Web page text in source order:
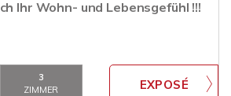
Ihr Wohn- und Lebensgefühl !!!
3
ZIMMER